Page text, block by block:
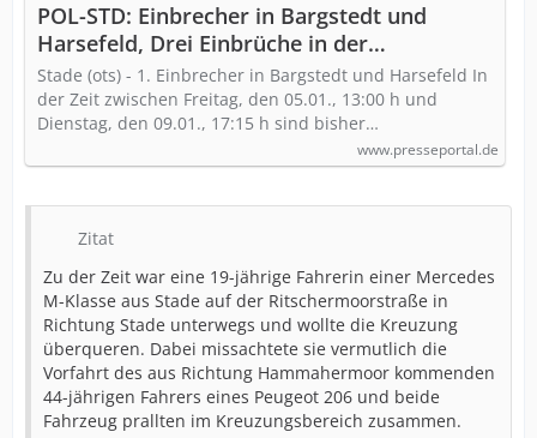
POL-STD: Einbrecher in Bargstedt und
Harsefeld, Drei Einbrüche in der
Samtgemeinde Oldendorf-Himmelpforten,
Ein leicht verletzter Autofahrer bei
Autounfall in Ritschermoor
Stade (ots) - 1. Einbrecher in Bargstedt und Harsefeld In
der Zeit zwischen Freitag, den 05.01., 13:00 h und
Dienstag, den 09.01., 17:15 h sind bisher…
www.presseportal.de
Zitat
Zu der Zeit war eine 19-jährige Fahrerin einer Mercedes
M-Klasse aus Stade auf der Ritschermoorstraße in
Richtung Stade unterwegs und wollte die Kreuzung
überqueren. Dabei missachtete sie vermutlich die
Vorfahrt des aus Richtung Hammahermoor kommenden
44-jährigen Fahrers eines Peugeot 206 und beide
Fahrzeug prallten im Kreuzungsbereich zusammen.